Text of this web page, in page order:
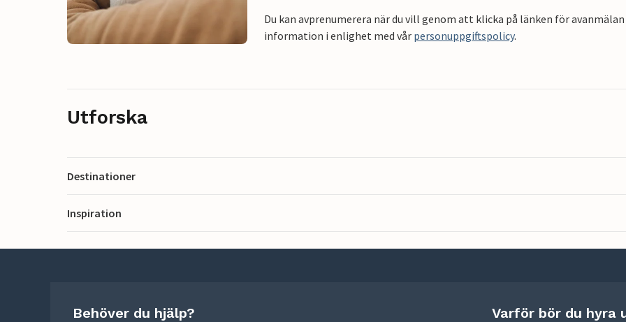
Du kan avprenumerera när du vill genom att klicka på länken för
information i enlighet med vår personuppgiftspolicy.
Utforska
Destinationer
Inspiration
Behöver du hjälp? Varför bör du hyra